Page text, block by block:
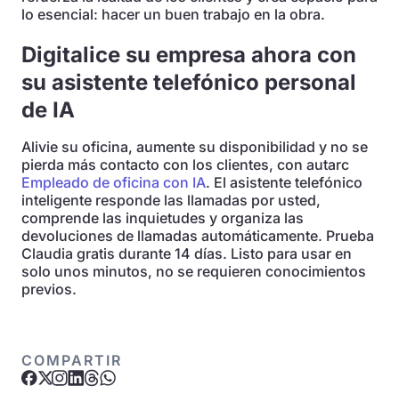
lo esencial: hacer un buen trabajo en la obra.
Digitalice su empresa ahora con
su asistente telefónico personal
de IA
Alivie su oficina, aumente su disponibilidad y no se
pierda más contacto con los clientes, con autarc
Empleado de oficina con IA. El asistente telefónico
inteligente responde las llamadas por usted,
comprende las inquietudes y organiza las
devoluciones de llamadas automáticamente. Prueba
Claudia gratis durante 14 días. Listo para usar en
solo unos minutos, no se requieren conocimientos
previos.
COMPARTIR